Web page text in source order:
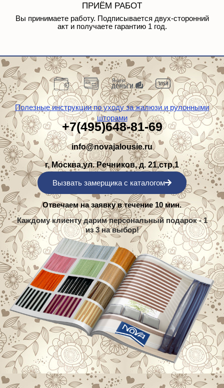
ПРИЁМ РАБОТ
Вы принимаете работу. Подписывается двух-сторонний
акт и получаете гарантию 1 год.
Полезные инструкции по уходу за жалюзи и рулонными
шторами
+7(495)648-81-69
info@novajalousie.ru
г. Москва,ул. Речников, д. 21,стр.1
Вызвать замерщика с каталогом
Отвечаем на заявку в течение 10 мин.
Каждому клиенту дарим персональный подарок - 1
из 3 на выбор!